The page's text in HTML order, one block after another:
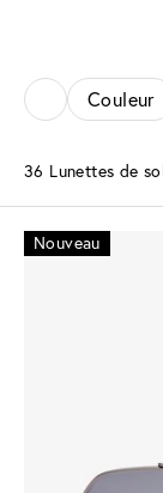
Couleur
36 Lunettes de
Nouveau